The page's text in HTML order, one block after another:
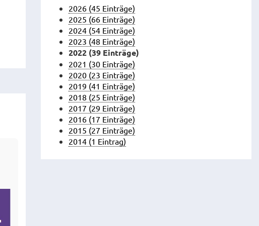
2026 (45 Einträge)
2025 (66 Einträge)
2024 (54 Einträge)
2023 (48 Einträge)
2022 (39 Einträge)
2021 (30 Einträge)
2020 (23 Einträge)
2019 (41 Einträge)
2018 (25 Einträge)
2017 (29 Einträge)
2016 (17 Einträge)
2015 (27 Einträge)
2014 (1 Eintrag)